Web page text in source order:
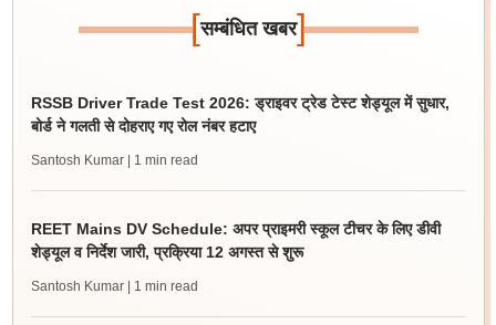
[सम्बंधित खबर]
RSSB Driver Trade Test 2026: ड्राइवर ट्रेड टेस्ट शेड्यूल में सुधार,
बोर्ड ने गलती से दोहराए गए रोल नंबर हटाए
Santosh Kumar | 1 min read
REET Mains DV Schedule: अपर प्राइमरी स्कूल टीचर के लिए डीवी
शेड्यूल व निर्देश जारी, प्रक्रिया 12 अगस्त से शुरू
Santosh Kumar | 1 min read